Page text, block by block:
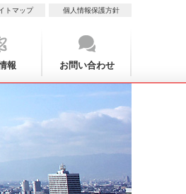
トマップ 個人情報保護方針
報 お問い合わせ